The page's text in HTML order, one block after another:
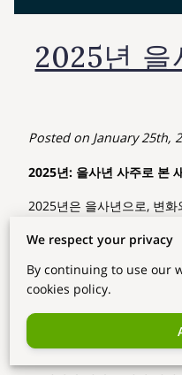
2025년 을
Posted on January 25th,
2025년: 을사년 사주로 본
2025년은 을사년으로, 변
과 확장을 뜻합니다. 특히
년의 사주 상담을 통해 삶의
회가 될 수 있습니다. 이번
해를 성공적으로 활용할 방
을사년의 주요 특징
We respect your privacy
By continuing to use our
cookies policy.